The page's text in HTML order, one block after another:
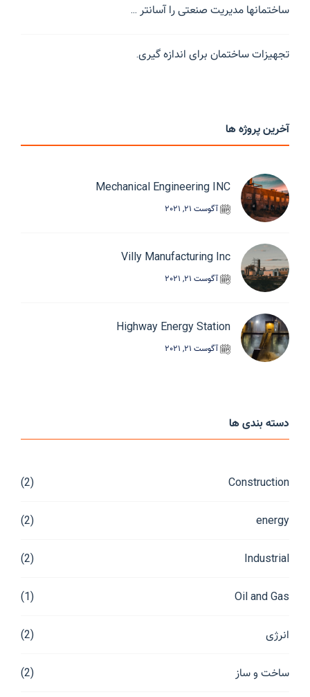
ساختمانها مدیریت صنعتی را آسانتر ...
تجهیزات ساختمان برای اندازه گیری.
آخرین پروژه ها
Mechanical Engineering INC
آگوست 21, 2021
Villy Manufacturing Inc
آگوست 21, 2021
Highway Energy Station
آگوست 21, 2021
دسته بندی ها
Construction
(2)
energy
(2)
Industrial
(2)
Oil and Gas
(1)
انرژی (2)
ساخت و ساز (2)